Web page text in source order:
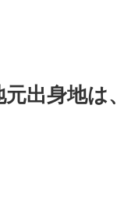
出身地は